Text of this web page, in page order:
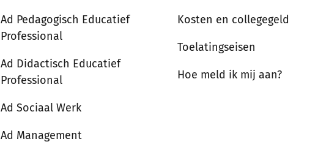
Ad Pedagogisch Educatief
Professional
Ad Didactisch Educatief
Professional
Ad Sociaal Werk
Ad Management
Kosten en collegegeld
Toelatingseisen
Hoe meld ik mij aan?